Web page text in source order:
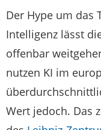
Der Hype um das
Intelligenz lässt
offenbar
nutzen KI im
Wert jedoch. Das